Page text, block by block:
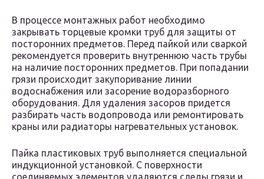
В процессе монтажных работ необходимо
закрывать торцевые кромки труб для защиты от
посторонних предметов. Перед пайкой или сваркой
рекомендуется проверить внутреннюю часть трубы
на наличие посторонних предметов. При попадании
грязи происходит закупоривание линии
водоснабжения или засорение водоразборного
оборудования. Для удаления засоров придется
разбирать часть водопровода или ремонтировать
краны или радиаторы нагревательных установок.
Пайка пластиковых труб выполняется специальной
индукционной установкой. С поверхности
соединяемых элементов удаляются следы грязи и